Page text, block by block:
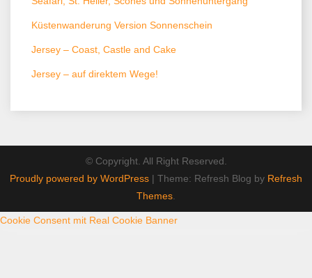
Küstenwanderung Version Sonnenschein
Jersey – Coast, Castle and Cake
Jersey – auf direktem Wege!
© Copyright. All Right Reserved.
Proudly powered by WordPress | Theme: Refresh Blog by Refresh
Themes
Cookie Consent mit Real Cookie Banner